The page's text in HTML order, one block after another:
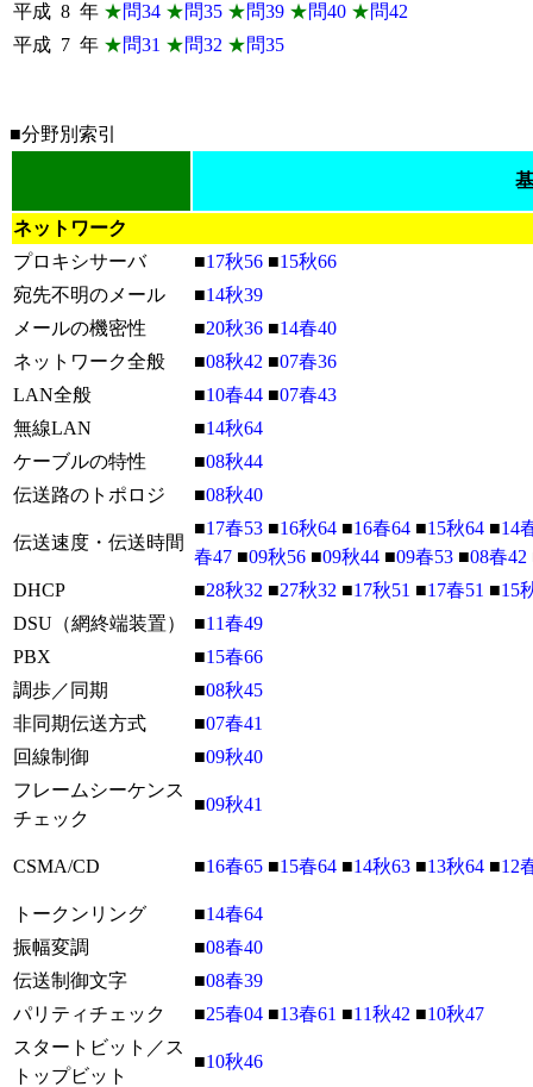
平成 8 年 ★問34 ★問35 ★問39 ★問40 ★問42
平成 7 年 ★問31 ★問32 ★問35
■分野別索引
ネットワーク
プロキシサーバ
■17秋56 ■15秋66
宛先不明のメール
■14秋39
メールの機密性
■20秋36 ■14春40
ネットワーク全般
■08秋42 ■07春36
LAN全般
■10春44 ■07春43
無線LAN
■14秋64
ケーブルの特性
■08秋44
伝送路のトポロジ
■08秋40
伝送速度・伝送時間
■17春53 ■16秋64 ■16春64 ■15秋64 ■14
春47 ■09秋56 ■09秋44 ■09春53 ■08春42
DHCP
■28秋32 ■27秋32 ■17秋51 ■17春51 ■15
DSU（網終端装置）
■11春49
PBX
■15春66
調歩／同期
■08秋45
非同期伝送方式
■07春41
回線制御
■09秋40
フレームシーケンス
チェック
■09秋41
CSMA/CD ■16春65 ■15春64 ■14秋63 ■13秋64 ■12
トークンリング ■14春64
振幅変調
■08春40
伝送制御文字
■08春39
パリティチェック
■25春04 ■13春61 ■11秋42 ■10秋47
スタートビット／ス
トップビット
■10秋46